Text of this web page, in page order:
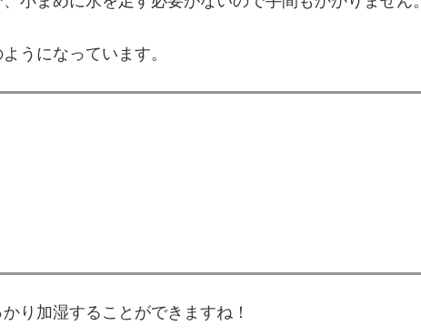
うになっています。
り加湿することができますね！